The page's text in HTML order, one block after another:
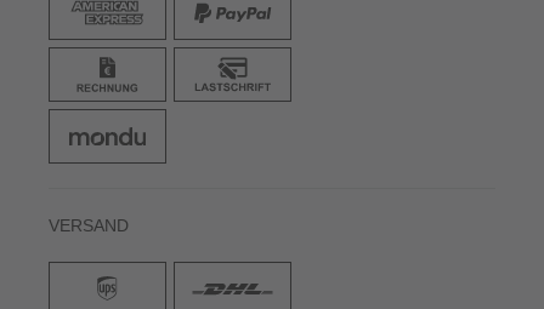
VERSAND